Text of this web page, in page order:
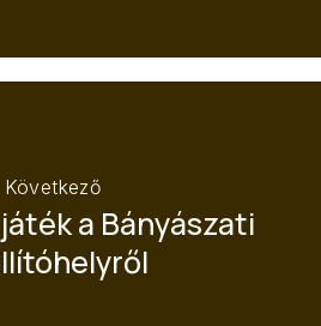
Következő
a Bányászati